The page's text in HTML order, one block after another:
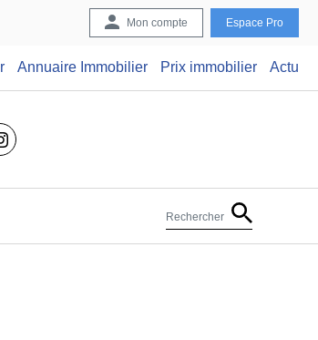
Mon compte Espace Pro
Annuaire Immobilier Prix immobilier Actu
Rechercher